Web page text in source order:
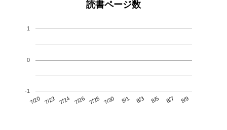
読書ページ数
7/20 7/22 7/24 7/26 7/28 7/30 8/1 8/3 8/5 8/7 8/9
-1
0
1